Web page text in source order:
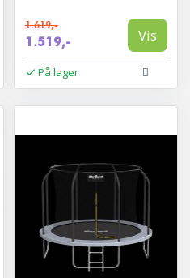
1.619,-
1.519,- Vis
På lager